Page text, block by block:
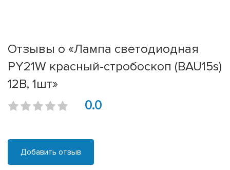
Отзывы о «Лампа светодиодная
PY21W красный-стробоскоп (BAU15s)
12В, 1шт»
0.0
Добавить отзыв